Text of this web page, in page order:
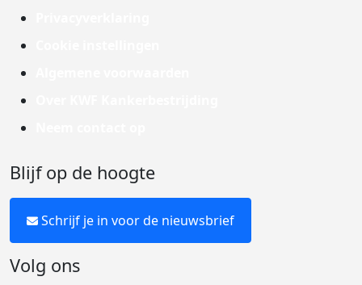
Blijf op de hoogte
Schrijf je in voor de nieuwsbrief
Volg ons